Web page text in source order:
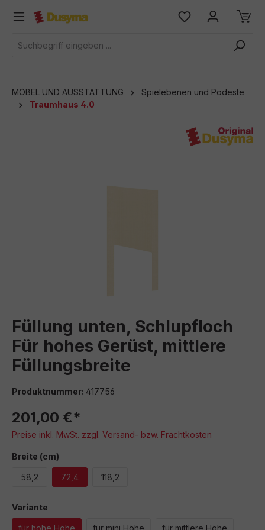
springen
MÖBEL UND AUSSTATTUNG
Spielebenen und Podeste
Traumhaus 4.0
Füllung unten, Schlupfloch
Für hohes Gerüst, mittlere
Füllungsbreite
Produktnummer: 417756
201,00 €*
Preise inkl. MwSt. zzgl. Versand- bzw. Frachtkosten
Breite (cm)
58,2 72,4 118,2
Variante
für hohe Höhe für mini Höhe für mittlere Höhe